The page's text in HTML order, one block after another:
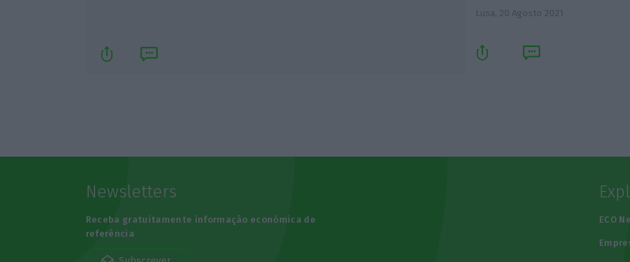
Lusa, 20 Agosto 2021
Newsletters
Receba gratuitamente informação económica de
referência
ECO